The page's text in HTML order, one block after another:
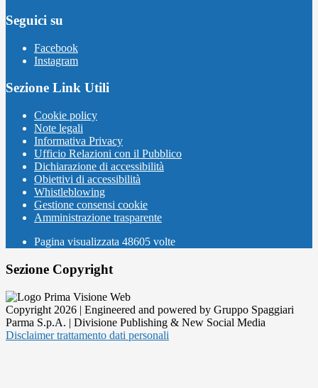
Seguici su
Facebook
Instagram
Sezione Link Utili
Cookie policy
Note legali
Informativa Privacy
Ufficio Relazioni con il Pubblico
Dichiarazione di accessibilità
Obiettivi di accessibilità
Whistleblowing
Gestione consensi cookie
Amministrazione trasparente
Pagina visualizzata 48605 volte
Sezione Copyright
Copyright 2026 | Engineered and powered by Gruppo Spaggiari
Parma S.p.A. | Divisione Publishing & New Social Media
Disclaimer trattamento dati personali